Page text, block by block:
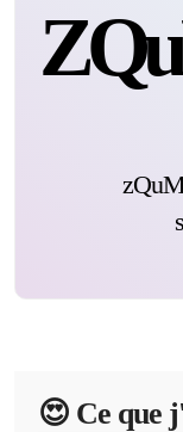
😍️ Ce que